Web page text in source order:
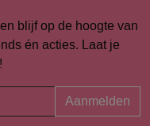
blijf op de hoogte van
én acties. Laat je
Aanmelden